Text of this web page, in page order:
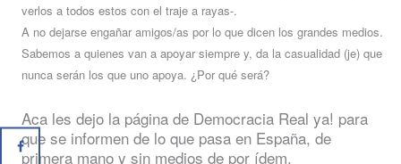
verlos a todos estos con el traje a rayas-.
A no dejarse engañar amigos/as por lo que dicen los grandes medios.
Sabemos a quienes van a apoyar siempre y, da la casualidad (je) que
nunca serán los que uno apoya. ¿Por qué será?
Aca les dejo la página de Democracia Real ya! para
que se informen de lo que pasa en España, de
primera mano y sin medios de por ídem.